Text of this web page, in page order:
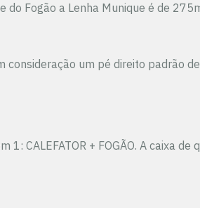
Fogão a Lenha Munique é de
um pé direito padrão
+ FOGÃO. A